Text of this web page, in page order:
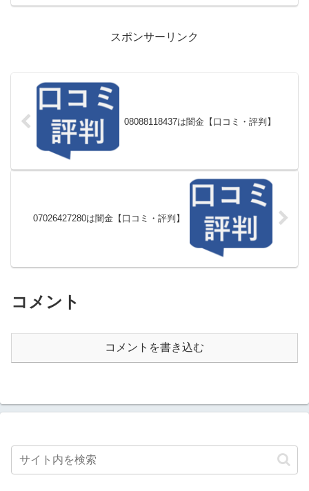
スポンサーリンク
08088118437は闇金【口コミ・評判】
07026427280は闇金【口コミ・評判】
コメント
コメントを書き込む